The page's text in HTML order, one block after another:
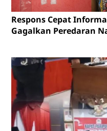
Respons Cepat
Gagalkan Peredaran